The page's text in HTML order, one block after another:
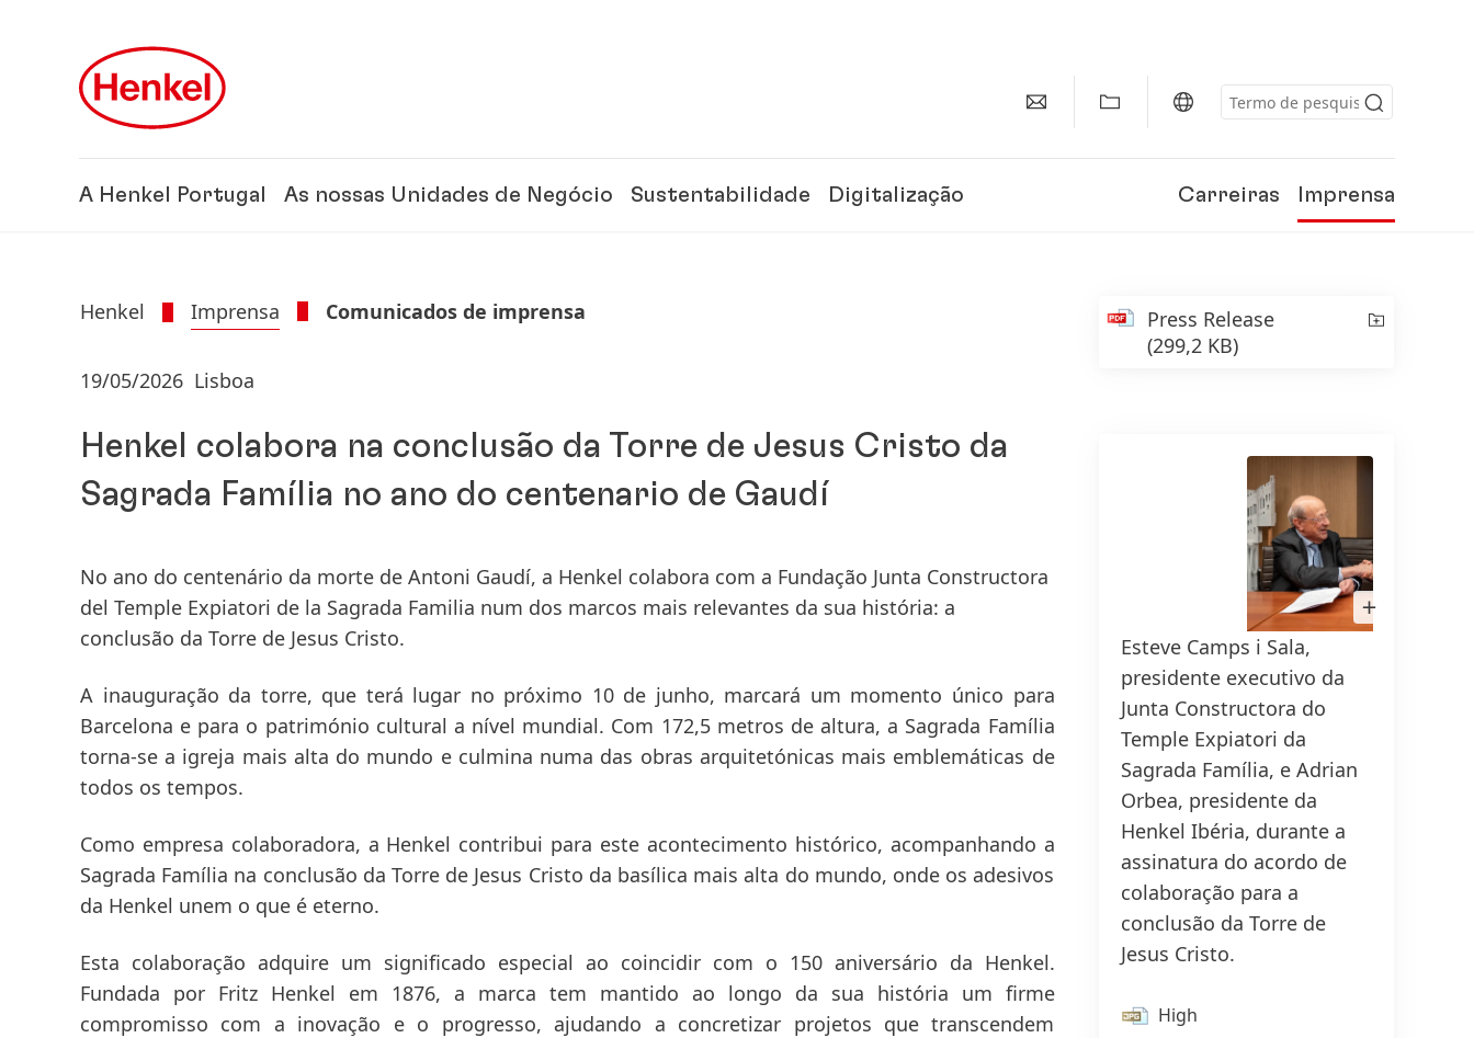
A Henkel Portugal
150 anos da Henkel
150 anos de espírito pioneiro
significam moldar o progresso com
propósito. Na Henkel,
transformamos a mudança em
oportunidade, impulsionando a
inovação, a sustentabilidade e a
responsabilidade para construir um
futuro melhor. Juntos.
As nossas Unidades de Negócio Sustentabilidade Digitalização Carreiras Imprensa
Henkel Imprensa Comunicados de imprensa
19/05/2026 Lisboa
Henkel colabora na conclusão da Torre de Jesus Cristo da
Sagrada Família no ano do centenario de Gaudí
No ano do centenário da morte de Antoni Gaudí, a Henkel colabora com a Fundação Junta Constructora
del Temple Expiatori de la Sagrada Familia num dos marcos mais relevantes da sua história: a
conclusão da Torre de Jesus Cristo.
A inauguração da torre, que terá lugar no próximo 10 de junho, marcará um momento único para
Barcelona e para o património cultural a nível mundial. Com 172,5 metros de altura, a Sagrada Família
torna-se a igreja mais alta do mundo e culmina numa das obras arquitetónicas mais emblemáticas de
todos os tempos.
Como empresa colaboradora, a Henkel contribui para este acontecimento histórico, acompanhando a
Sagrada Família na conclusão da Torre de Jesus Cristo da basílica mais alta do mundo, onde os adesivos
da Henkel unem o que é eterno.
Esta colaboração adquire um significado especial ao coincidir com o 150 aniversário da Henkel.
Fundada por Fritz Henkel em 1876, a marca tem mantido ao longo da sua história um firme
compromisso com a inovação e o progresso, ajudando a concretizar projetos que transcendem
Press Release
(299,2 KB)
Open
Image
in
Esteve Camps i Sala,
presidente executivo da
Junta Constructora do
Temple Expiatori da
Sagrada Família, e Adrian
Orbea, presidente da
Henkel Ibéria, durante a
assinatura do acordo de
colaboração para a
conclusão da Torre de
Jesus Cristo.
High